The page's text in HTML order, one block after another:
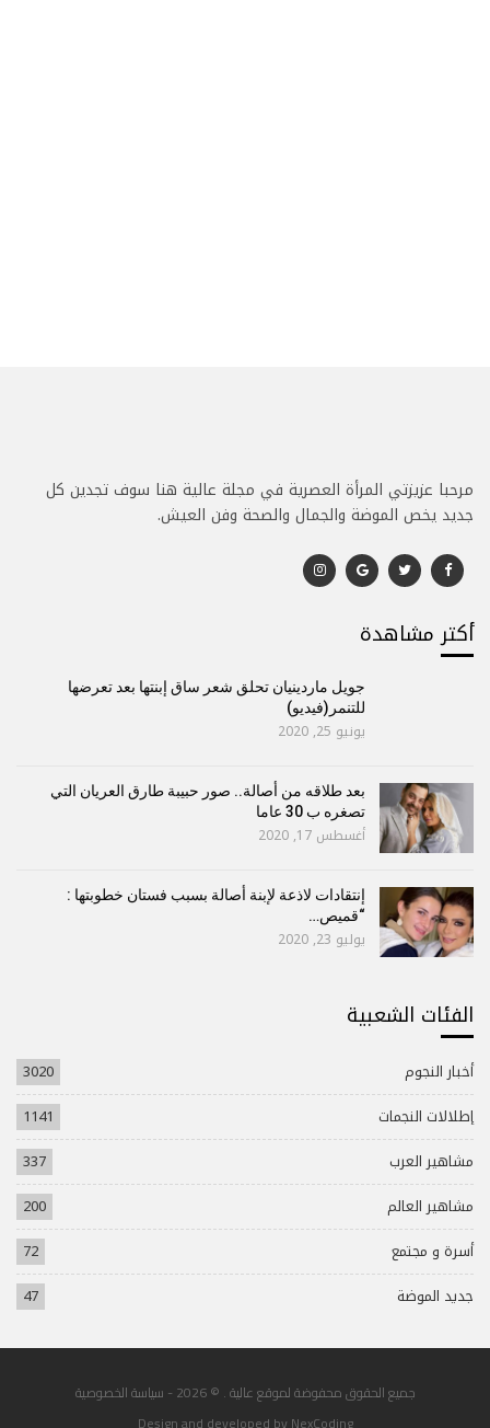
مرحبا عزيزتي المرأة العصرية في مجلة عالية هنا سوف تجدين كل
جديد يخص الموضة والجمال والصحة وفن العيش.
أكتر مشاهدة
جويل ماردينيان تحلق شعر ساق إبنتها بعد تعرضها
للتنمر(فيديو)
يونيو 25, 2020
بعد طلاقه من أصالة.. صور حبيبة طارق العريان التي
تصغره ب 30 عاما
أغسطس 17, 2020
إنتقادات لاذعة لإبنة أصالة بسبب فستان خطوبتها :
“قميص…
يوليو 23, 2020
الفئات الشعبية
أخبار النجوم
3020
إطلالات النجمات
1141
مشاهير العرب
337
مشاهير العالم
200
أسرة و مجتمع
72
جديد الموضة
47
جميع الحقوق محفوضة لموقع عالية . © 2026 -
سياسة الخصوصية